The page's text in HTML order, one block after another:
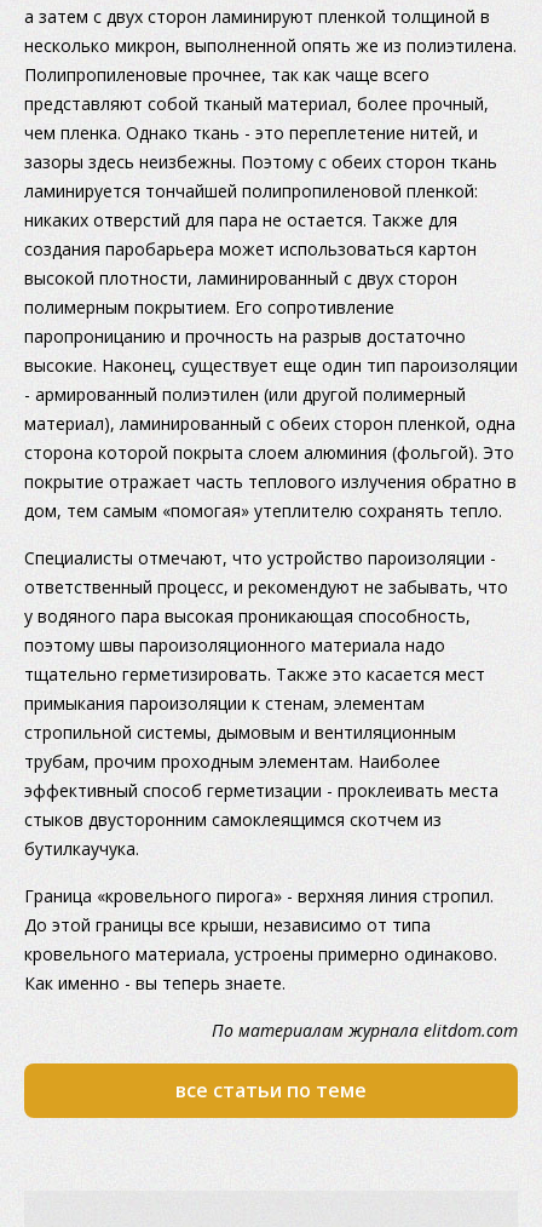
а затем с двух сторон ламинируют пленкой толщиной в
несколько микрон, выполненной опять же из полиэтилена.
Полипропиленовые прочнее, так как чаще всего
представляют собой тканый материал, более прочный,
чем пленка. Однако ткань - это переплетение нитей, и
зазоры здесь неизбежны. Поэтому с обеих сторон ткань
ламинируется тончайшей полипропиленовой пленкой:
никаких отверстий для пара не остается. Также для
создания паробарьера может использоваться картон
высокой плотности, ламинированный с двух сторон
полимерным покрытием. Его сопротивление
паропроницанию и прочность на разрыв достаточно
высокие. Наконец, существует еще один тип пароизоляции
- армированный полиэтилен (или другой полимерный
материал), ламинированный с обеих сторон пленкой, одна
сторона которой покрыта слоем алюминия (фольгой). Это
покрытие отражает часть теплового излучения обратно в
дом, тем самым «помогая» утеплителю сохранять тепло.
Специалисты отмечают, что устройство пароизоляции -
ответственный процесс, и рекомендуют не забывать, что
у водяного пара высокая проникающая способность,
поэтому швы пароизоляционного материала надо
тщательно герметизировать. Также это касается мест
примыкания пароизоляции к стенам, элементам
стропильной системы, дымовым и вентиляционным
трубам, прочим проходным элементам. Наиболее
эффективный способ герметизации - проклеивать места
стыков двусторонним самоклеящимся скотчем из
бутилкаучука.
Граница «кровельного пирога» - верхняя линия стропил.
До этой границы все крыши, независимо от типа
кровельного материала, устроены примерно одинаково.
Как именно - вы теперь знаете.
По материалам журнала elitdom.com
все статьи по теме